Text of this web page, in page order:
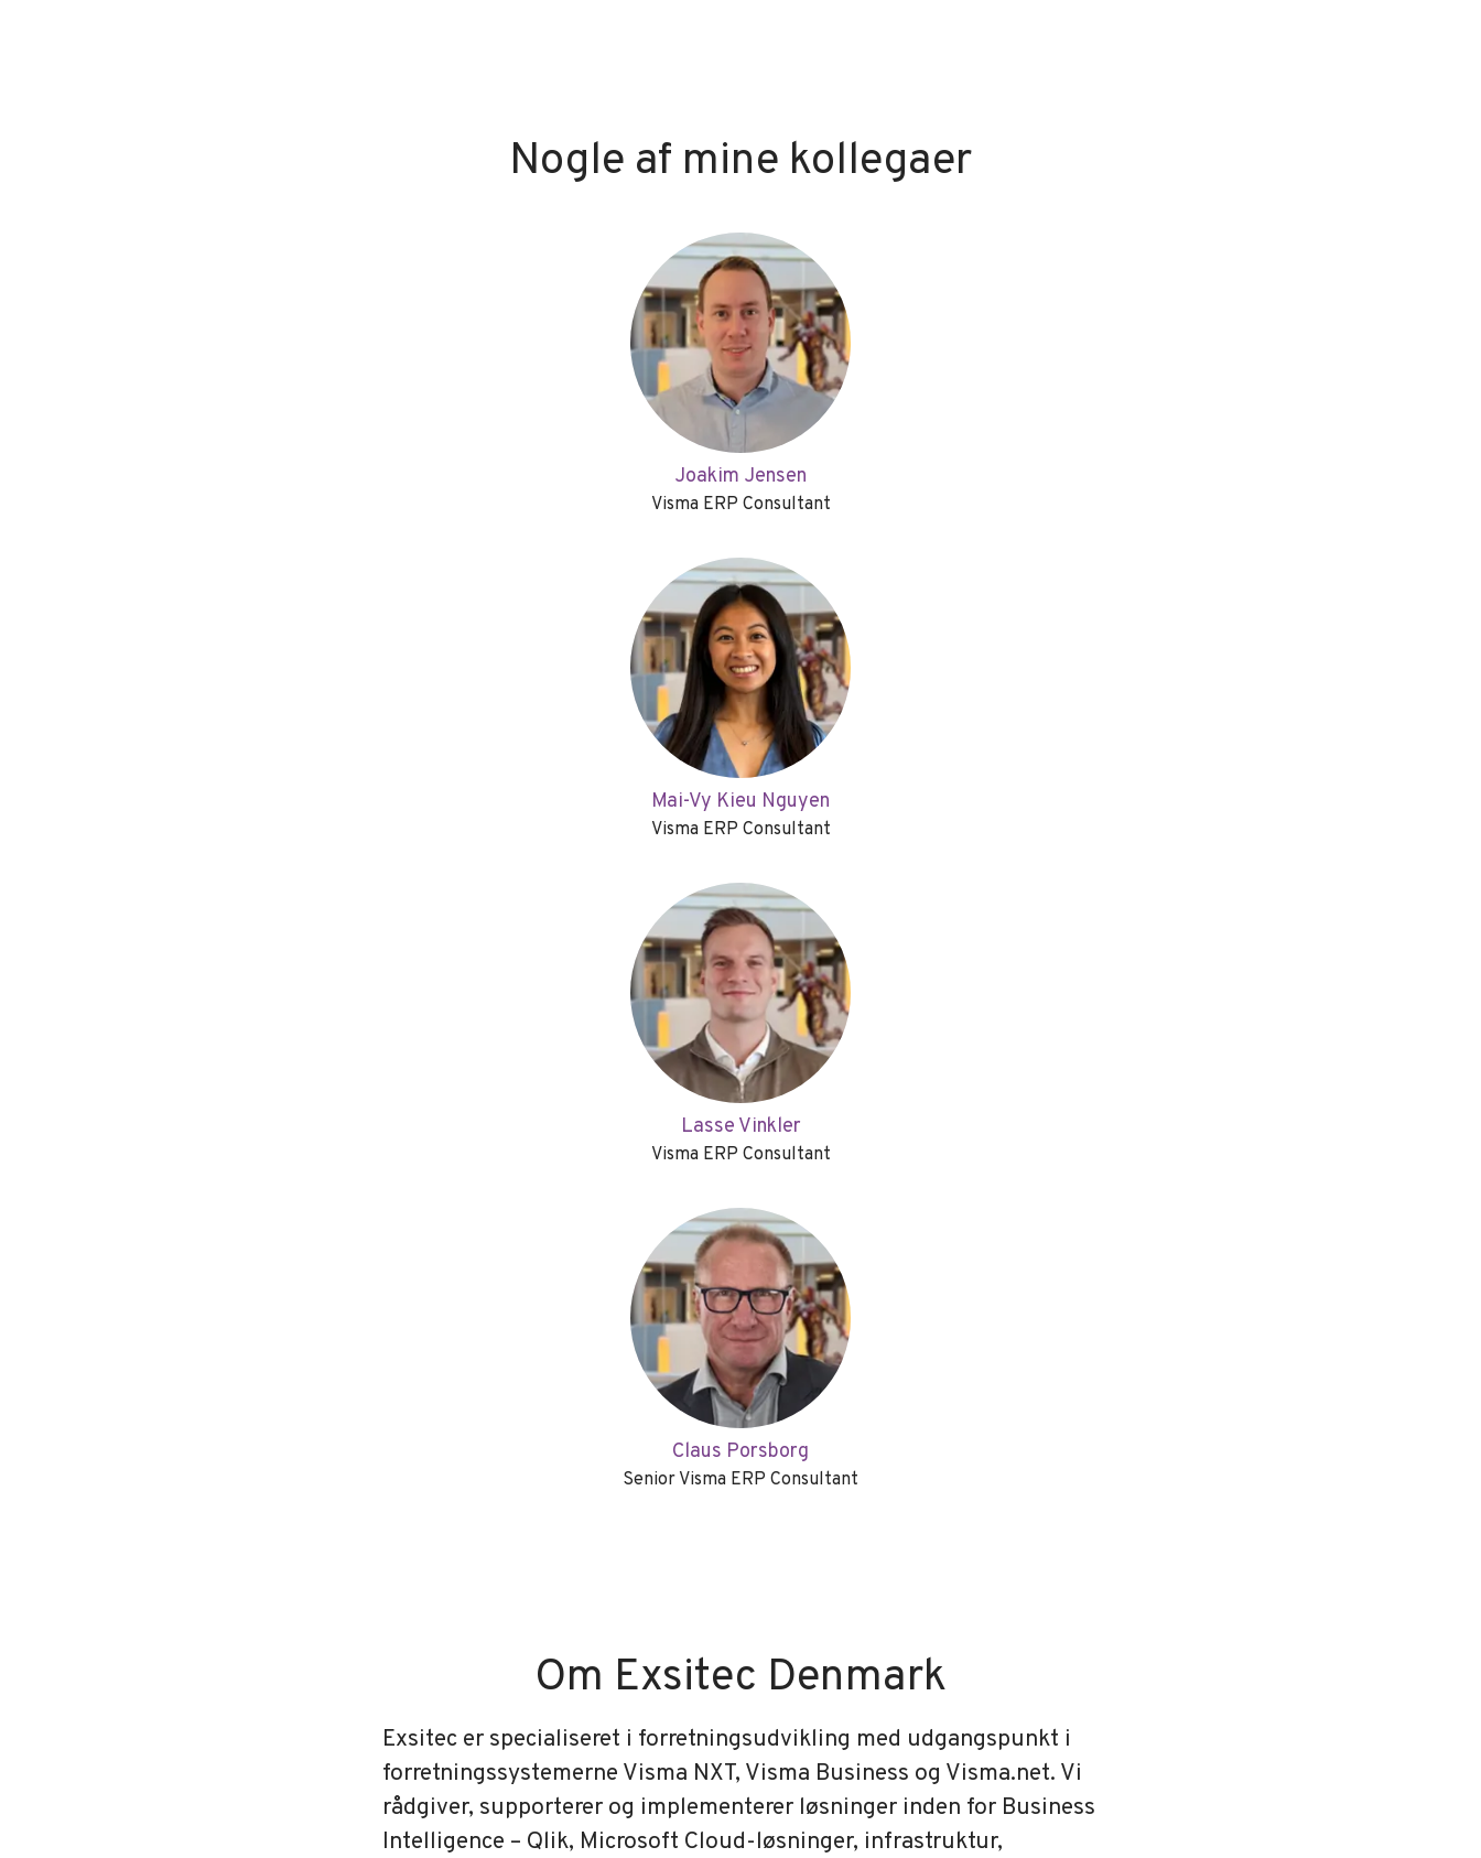
Nogle af mine kollegaer
Joakim Jensen
Visma ERP Consultant
Mai-Vy Kieu Nguyen
Visma ERP Consultant
Lasse Vinkler
Visma ERP Consultant
Claus Porsborg
Senior Visma ERP Consultant
Om Exsitec Denmark
Exsitec er specialiseret i forretningsudvikling med udgangspunkt i
forretningssystemerne Visma NXT, Visma Business og Visma.net. Vi
rådgiver, supporterer og implementerer løsninger inden for Business
Intelligence – Qlik, Microsoft Cloud-løsninger, infrastruktur,